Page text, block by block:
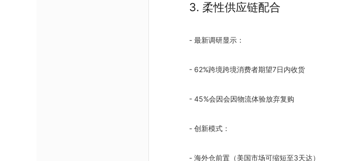
3. 柔性供应链配合
- 最新调研显示：
- 62%跨境跨境消费者期望7日内收货
- 45%会因会因物流体验放弃复购
- 创新模式：
- 海外仓前置（美国市场可缩短至3天达）